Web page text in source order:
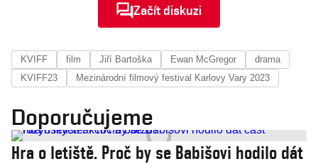
Začít diskuzi
KVIFF film Jiří Bartoška Ewan McGregor
drama
KVIFF23
Mezinárodní filmový festival Karlovy Vary 2023
Doporučujeme
Hra o letiště. Proč by se Babišovi hodilo dát